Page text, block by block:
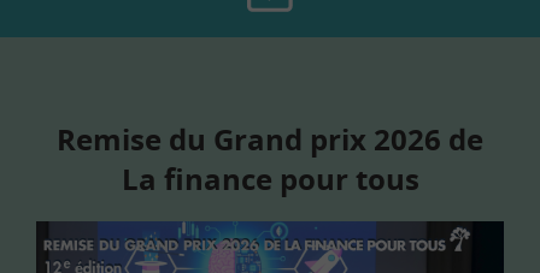
Remise du Grand prix 2026 de
La finance pour tous